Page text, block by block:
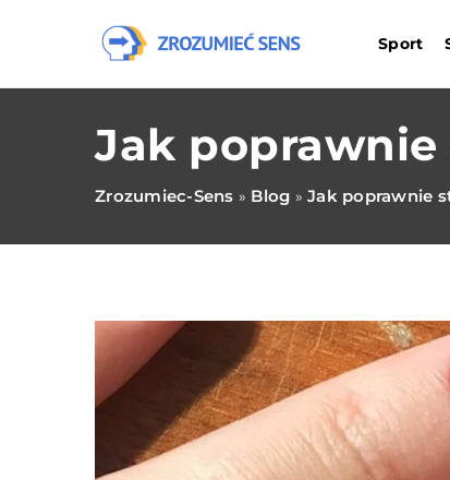
Sport
Jak
Zrozumiec-Sens » Blog » Jak poprawnie